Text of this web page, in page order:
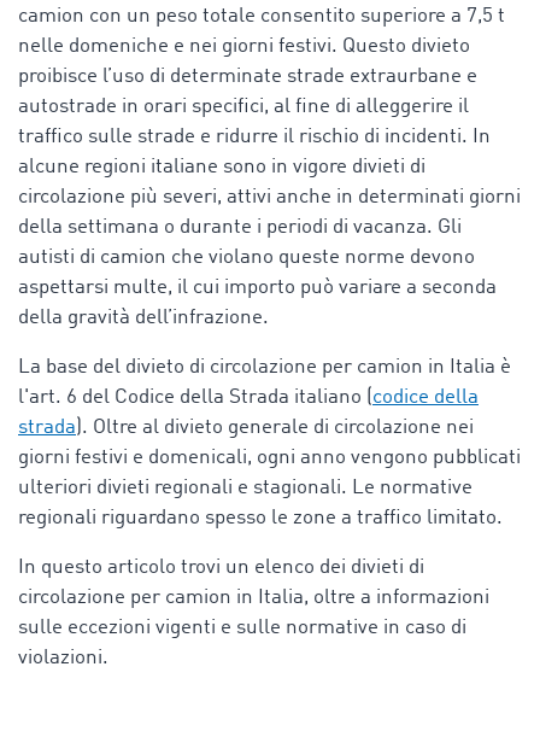
camion con un peso totale consentito superiore a 7,5 t
nelle domeniche e nei giorni festivi. Questo divieto
proibisce l’uso di determinate strade extraurbane e
autostrade in orari specifici, al fine di alleggerire il
traffico sulle strade e ridurre il rischio di incidenti. In
alcune regioni italiane sono in vigore divieti di
circolazione più severi, attivi anche in determinati giorni
della settimana o durante i periodi di vacanza. Gli
autisti di camion che violano queste norme devono
aspettarsi multe, il cui importo può variare a seconda
della gravità dell’infrazione.
La base del divieto di circolazione per camion in Italia è
l'art. 6 del Codice della Strada italiano ( codice della
strada ). Oltre al divieto generale di circolazione nei
giorni festivi e domenicali, ogni anno vengono pubblicati
ulteriori divieti regionali e stagionali. Le normative
regionali riguardano spesso le zone a traffico limitato.
In questo articolo trovi un elenco dei divieti di
circolazione per camion in Italia, oltre a informazioni
sulle eccezioni vigenti e sulle normative in caso di
violazioni.